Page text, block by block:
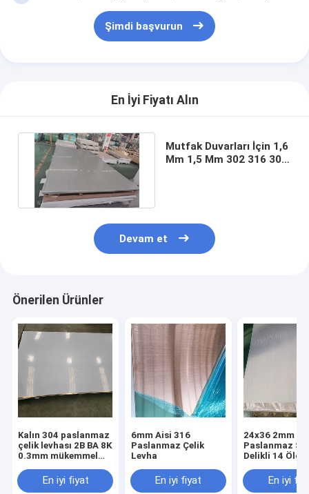
Şimdi başvurun
En İyi Fiyatı Alın
Mutfak Duvarları İçin 1,6
Mm 1,5 Mm 302 316 303
Devam et
Önerilen Ürünler
Kalın 304 paslanmaz
çelik levhası 2B BA 8K
0.3mm mükemmel
bitirmeEn iyi fiyat
6mm Aisi 316
Paslanmaz Çelik
Levha
En iyi fiyat
24x36 2mm
Paslanmaz
Delikli 14 Ölçü
En iyi